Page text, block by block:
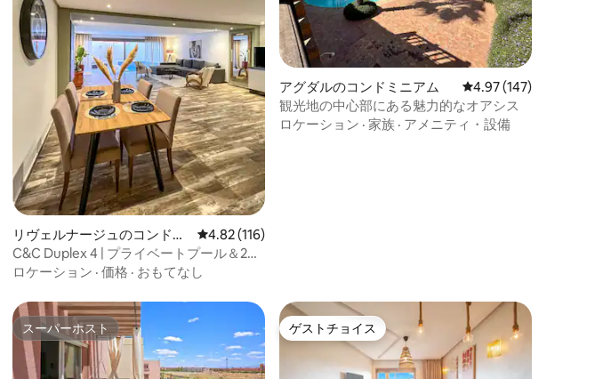
、5つ星中4.95つ星の平均評価
リヴェルナージュのコンドミ
ニアム
レビュー116件、5つ星中4.82つ星の平均評価
4.82 (116)
C&C Duplex 4 | プライベートプール＆2ベ
ッドルーム
ロケーション · 価格 · おもてなし
アグダルのコンドミニアム レビュー147件、5つ
4.97 (147)
観光地の中心部にある魅力的なオアシス
ロケーション · 家族 · アメニティ・設備
スーパーホスト
スーパーホスト ゲストチョイス
ゲストチョイス